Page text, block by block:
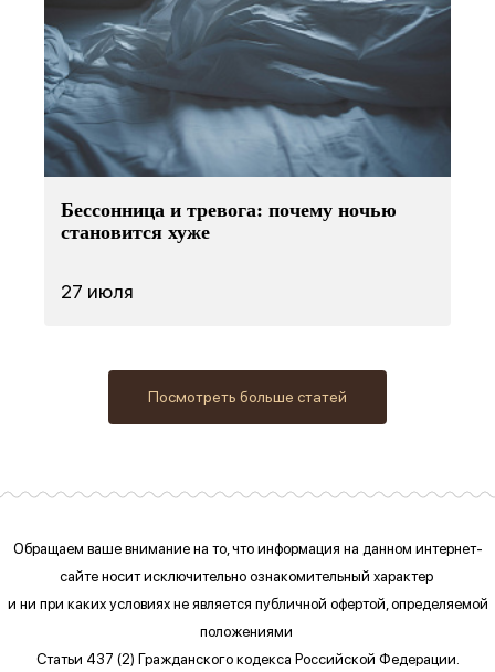
Бессонница и тревога: почему ночью
становится хуже
27 июля
Посмотреть больше статей
Обращаем ваше внимание на то, что информация на данном интернет-
сайтеносит исключительно ознакомительный характер
и ни при каких условияхне является публичной офертой, определяемой
положениями
Статьи 437 (2) Гражданского кодекса Российской Федерации.